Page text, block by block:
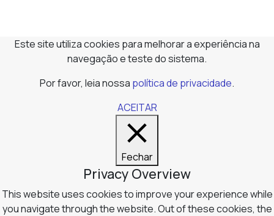
Este site utiliza cookies para melhorar a experiência na
navegação e teste do sistema.
Por favor, leia nossa política de privacidade.
ACEITAR
Fechar
Privacy Overview
This website uses cookies to improve your experience while
you navigate through the website. Out of these cookies, the